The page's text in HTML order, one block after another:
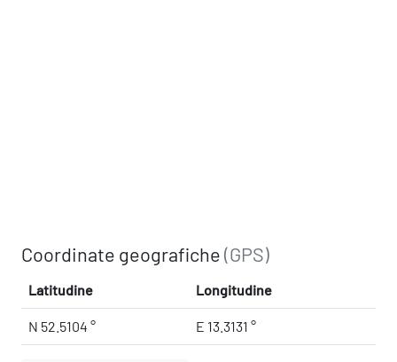
Coordinate geografiche(GPS)
Latitudine Longitudine
N 52.5104 ° E 13.3131 °